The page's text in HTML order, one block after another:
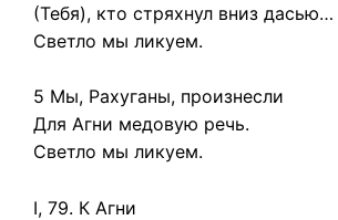
(Тебя), кто стряхнул вниз дасью…
Светло мы ликуем.
5 Мы, Рахуганы, произнесли
Для Агни медовую речь.
Светло мы ликуем.
I, 79. К Агни